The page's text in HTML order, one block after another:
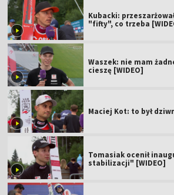
Kubacki:
"fifty", co trzeba
Waszek: nie mam
cieszę [WIDEO]
Maciej Kot: to był
Tomasiak ocenił
stabilizacji" [WIDEO]